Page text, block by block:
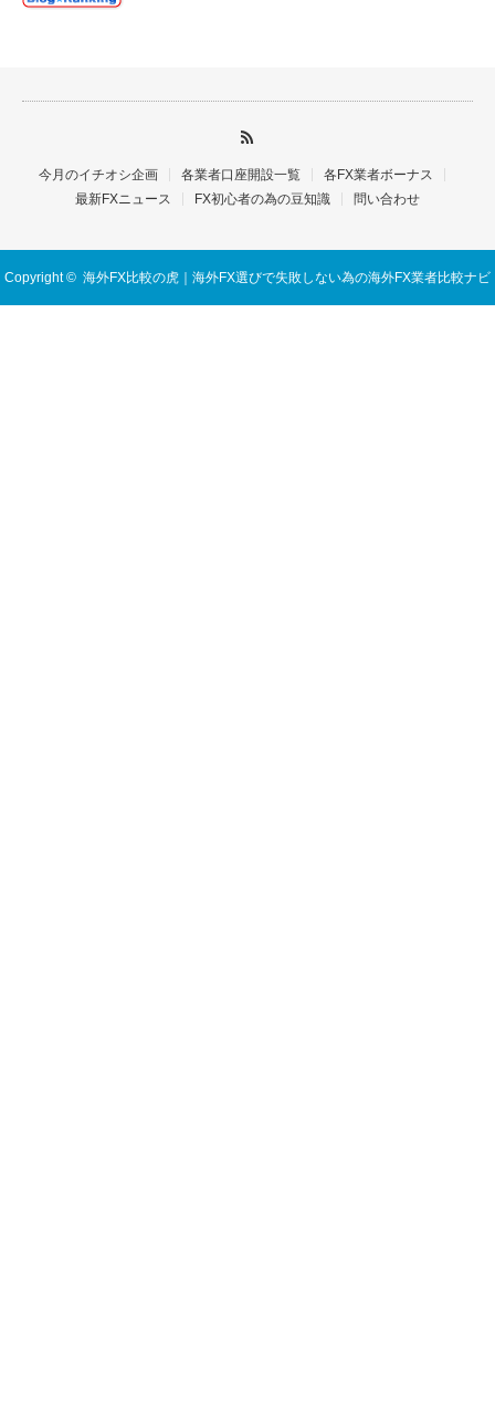
今月のイチオシ企画 各業者口座開設一覧
各FX業者ボーナス
最新FXニュース
FX初心者の為の豆知識 問い合わせ
Copyright © 海外FX比較の虎｜海外FX選びで失敗しない為の海外FX業者比較ナビ